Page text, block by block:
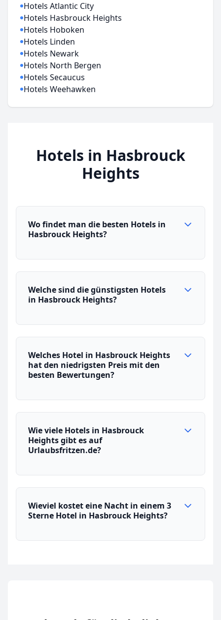
Hotels Atlantic City
Hotels Hasbrouck Heights
Hotels Hoboken
Hotels Linden
Hotels Newark
Hotels North Bergen
Hotels Secaucus
Hotels Weehawken
Hotels in Hasbrouck
Heights
Wo findet man die besten Hotels in
Hasbrouck Heights?
Welche sind die günstigsten Hotels
in Hasbrouck Heights?
Welches Hotel in Hasbrouck Heights
hat den niedrigsten Preis mit den
besten Bewertungen?
Wie viele Hotels in Hasbrouck
Heights gibt es auf
Urlaubsfritzen.de?
Wieviel kostet eine Nacht in einem 3
Sterne Hotel in Hasbrouck Heights?